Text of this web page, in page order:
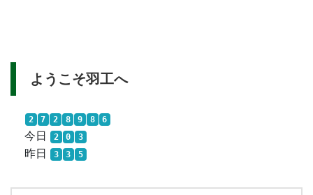
ようこそ羽工へ
2 7 2 8 9 8 6
今日 2 0 3
昨日 3 3 5